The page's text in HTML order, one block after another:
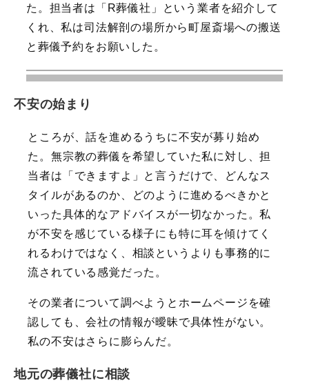
た。担当者は「R葬儀社」という業者を紹介して
くれ、私は司法解剖の場所から町屋斎場への搬送
と葬儀予約をお願いした。
不安の始まり
ところが、話を進めるうちに不安が募り始め
た。無宗教の葬儀を希望していた私に対し、担
当者は「できますよ」と言うだけで、どんなス
タイルがあるのか、どのように進めるべきかと
いった具体的なアドバイスが一切なかった。私
が不安を感じている様子にも特に耳を傾けてく
れるわけではなく、相談というよりも事務的に
流されている感覚だった。
その業者について調べようとホームページを確
認しても、会社の情報が曖昧で具体性がない。
私の不安はさらに膨らんだ。
地元の葬儀社に相談